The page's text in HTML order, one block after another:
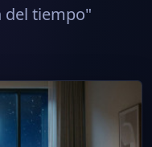
del tiempo"